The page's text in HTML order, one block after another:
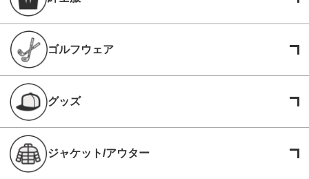
ゴルフウェア
グッズ
ジャケット/アウター